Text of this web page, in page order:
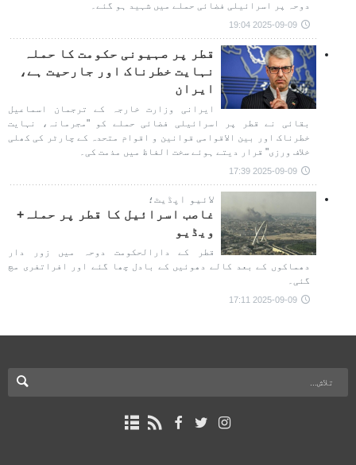
دوحہ پر اسرائیلی فضائی حملے میں شہید ہو گئے۔
2025-09-09 19:04
قطر پر صہیونی حکومت کا حملہ
نہایت خطرناک اور جارحیت ہے،
ایران
ایرانی وزارت خارجہ کے ترجمان اسماعیل
بقائی نے قطر پر اسرائیلی فضائی حملے کو "مجرمانہ، نہایت
خطرناک اور بین الاقوامی قوانین و اقوام متحدہ کے چارٹر کی کھلی
خلاف ورزی" قرار دیتے ہوئے سخت الفاظ میں مذمت کی۔
2025-09-09 17:39
لائیو اپڈیٹ؛
غاصب اسرائیل کا قطر پر حملہ+
ویڈیو
قطر کے دارالحکومت دوحہ میں زور دار
دھماکوں کے بعد کالے دھوئیں کے بادل چھا گئے اور افراتفری مچ
گئی۔
2025-09-09 17:11